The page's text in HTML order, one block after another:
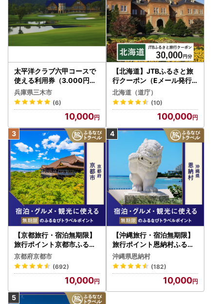
太平洋クラブ六甲コースで
使える利用券（3.000円分
）
兵庫県三木市
(6)
10,000
【北海道】JTBふるさと旅
行クーポン（Eメール発行
）30,000円分 旅行 トラベ
ル 宿泊 人気 おすすめ JTB
W030T
北海道（道庁）
(10)
100,000
【京都旅行・宿泊無期限】
旅行ポイント京都市ふるな
びトラベルポイント
京都府京都市
(692)
10,000
【沖縄旅行・宿泊無期限】
旅行ポイント恩納村ふるな
びトラベルポイント
沖縄県恩納村
(182)
10,000